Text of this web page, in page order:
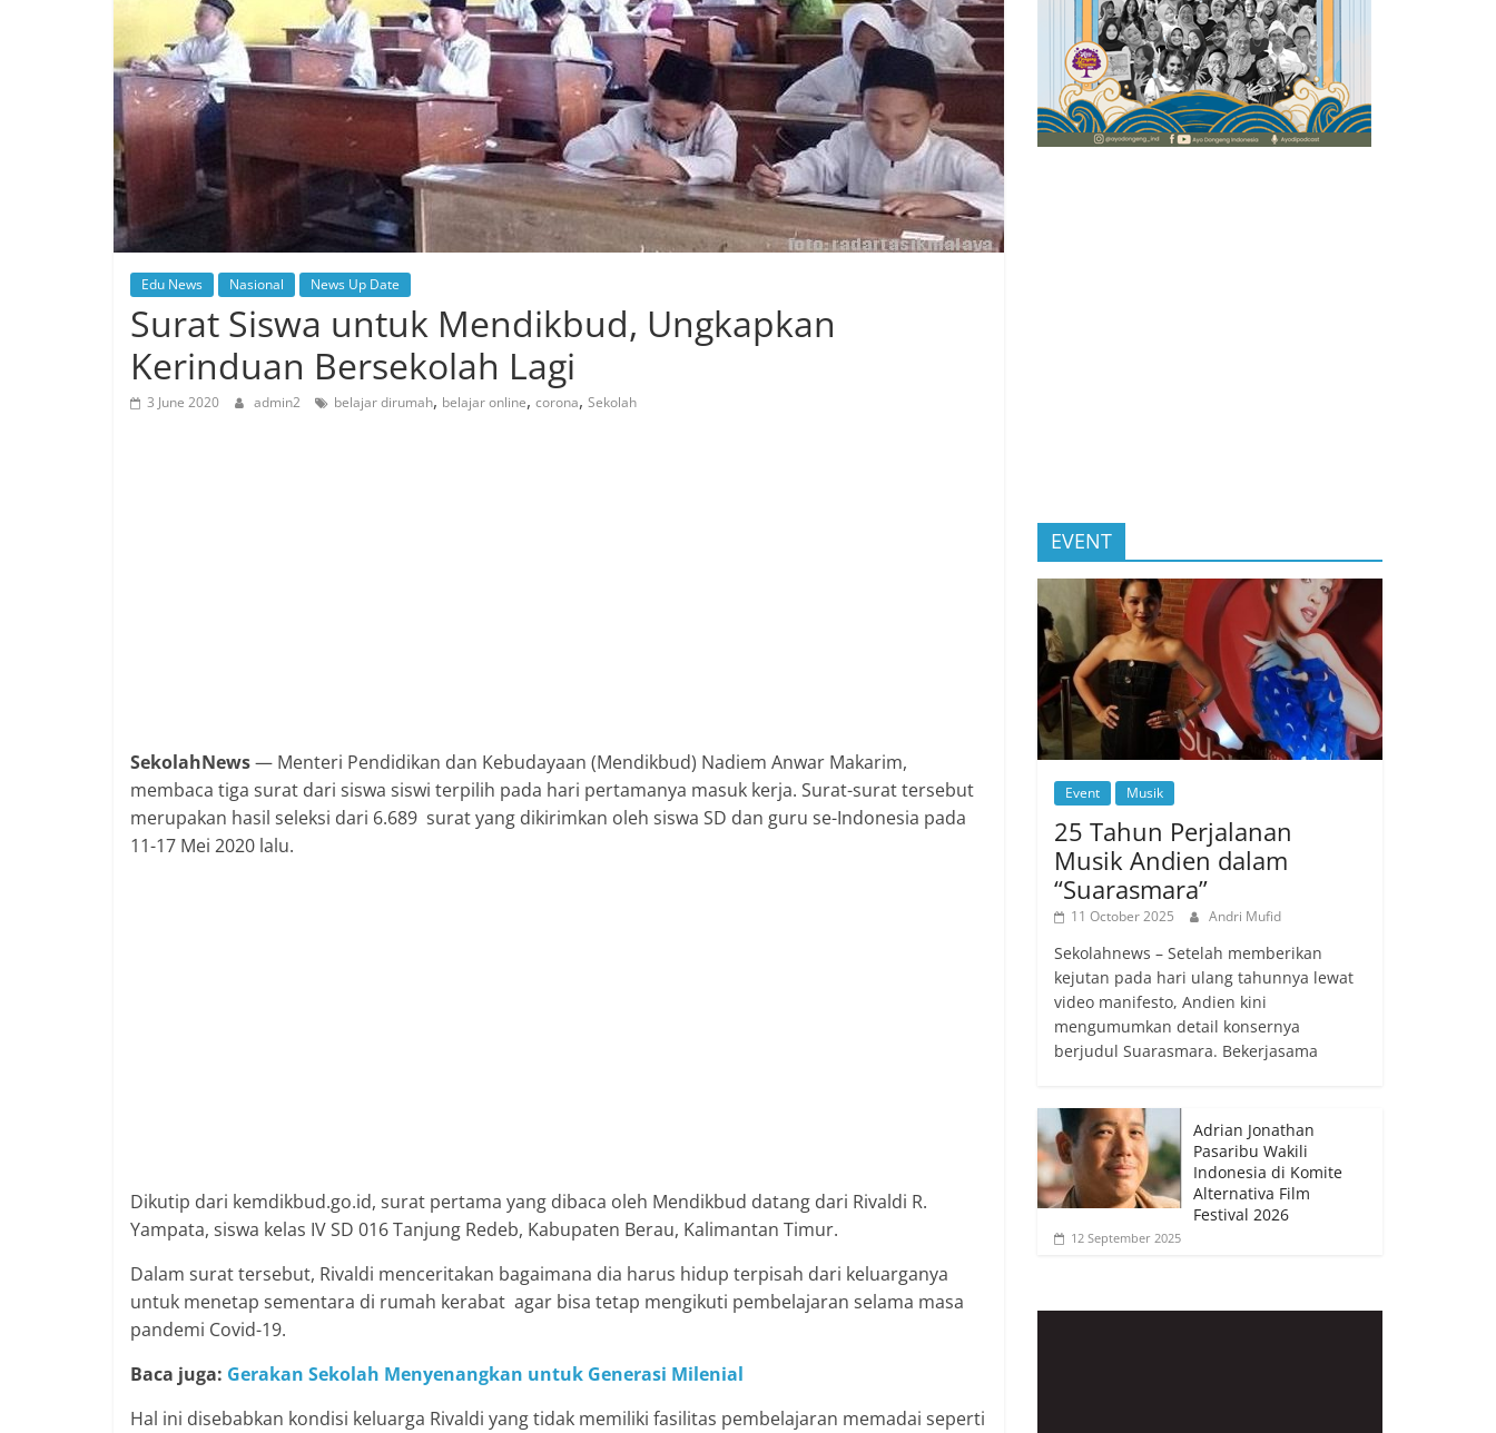
Edu News Nasional News Up Date
Surat Siswa untuk Mendikbud, Ungkapkan
Kerinduan Bersekolah Lagi
3 June 2020 admin2 belajar dirumah, belajar online, corona, Sekolah
SekolahNews— Menteri Pendidikan dan Kebudayaan (Mendikbud) Nadiem Anwar Makarim,
membaca tiga surat dari siswa siswi terpilih pada hari pertamanya masuk kerja. Surat-surat tersebut
merupakan hasil seleksi dari 6.689 surat yang dikirimkan oleh siswa SD dan guru se-Indonesia pada
11-17 Mei 2020 lalu.
Dikutip dari kemdikbud.go.id, surat pertama yang dibaca oleh Mendikbud datang dari Rivaldi R.
Yampata, siswa kelas IV SD 016 Tanjung Redeb, Kabupaten Berau, Kalimantan Timur.
Dalam surat tersebut, Rivaldi menceritakan bagaimana dia harus hidup terpisah dari keluarganya
untuk menetap sementara di rumah kerabat agar bisa tetap mengikuti pembelajaran selama masa
pandemi Covid-19.
Baca juga: Gerakan Sekolah Menyenangkan untuk Generasi Milenial
Hal ini disebabkan kondisi keluarga Rivaldi yang tidak memiliki fasilitas pembelajaran memadai seperti
EVENT
Event Musik
25 Tahun Perjalanan
Musik Andien dalam
“Suarasmara”
11 October 2025 Andri Mufid
Sekolahnews – Setelah memberikan
kejutan pada hari ulang tahunnya lewat
video manifesto, Andien kini
mengumumkan detail konsernya
berjudul Suarasmara. Bekerjasama
Adrian Jonathan
Pasaribu Wakili
Indonesia di Komite
Alternativa Film
Festival 2026
12 September 2025